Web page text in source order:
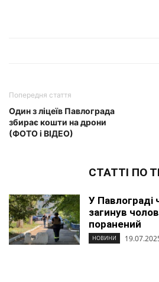
Попередня стаття
Один з ліцеїв Павлограда
збирає кошти на дрони
(ФОТО і ВІДЕО)
СТАТТІ ПО
У Павлограді
загинув
поранений
НОВИНИ